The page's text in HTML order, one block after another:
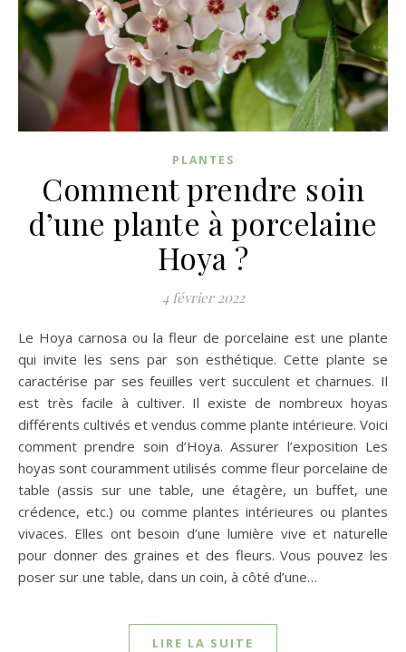
PLANTES
Comment prendre soin
d’une plante à porcelaine
Hoya ?
4 février 2022
Le Hoya carnosa ou la fleur de porcelaine est une plante
qui invite les sens par son esthétique. Cette plante se
caractérise par ses feuilles vert succulent et charnues. Il
est très facile à cultiver. Il existe de nombreux hoyas
différents cultivés et vendus comme plante intérieure. Voici
comment prendre soin d’Hoya. Assurer l’exposition Les
hoyas sont couramment utilisés comme fleur porcelaine de
table (assis sur une table, une étagère, un buffet, une
crédence, etc.) ou comme plantes intérieures ou plantes
vivaces. Elles ont besoin d’une lumière vive et naturelle
pour donner des graines et des fleurs. Vous pouvez les
poser sur une table, dans un coin, à côté d’une…
LIRE LA SUITE